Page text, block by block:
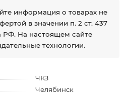
информация о товарах не
в значении п. 2 ст. 437
РФ. На настоящем сайте
технологии.
ЧКЗ
Челябинск